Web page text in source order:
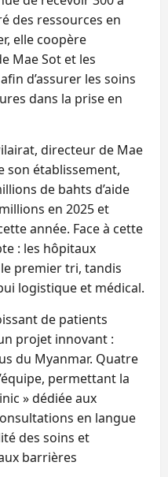
des ressources en
elle coopère
Mae Sot et les
d’assurer les soins
dans la prise en
directeur de Mae
son établissement,
de bahts d’aide
en 2025 et
année. Face à cette
: les hôpitaux
premier tri, tandis
logistique et médical.
de patients
projet innovant :
du Myanmar. Quatre
permettant la
» dédiée aux
en langue
des soins et
barrières